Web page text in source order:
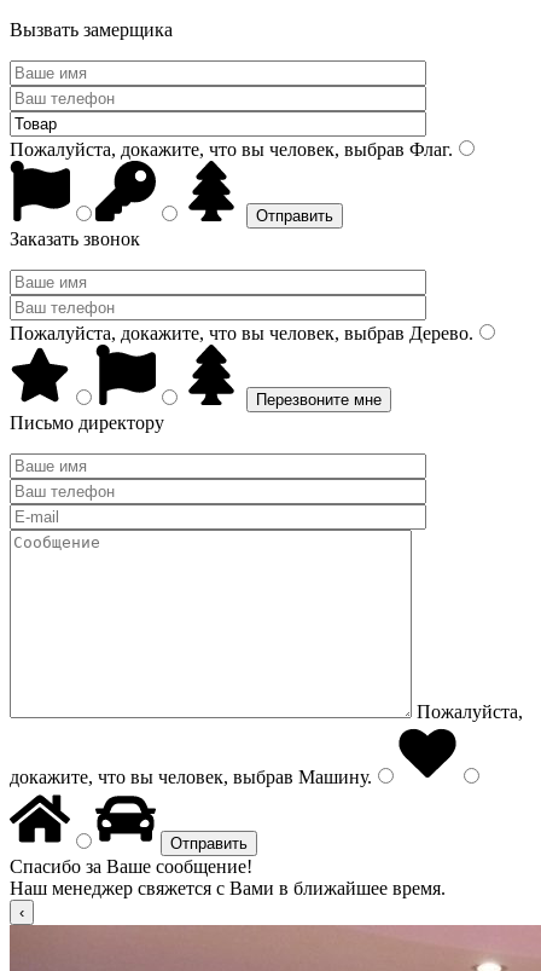
Вызвать замерщика
Пожалуйста, докажите, что вы человек, выбрав Флаг.
Заказать звонок
Пожалуйста, докажите, что вы человек, выбрав Дерево.
Письмо директору
Пожалуйста,
докажите, что вы человек, выбрав Машину.
Спасибо за Ваше сообщение!
Наш менеджер свяжется с Вами в ближайшее время.